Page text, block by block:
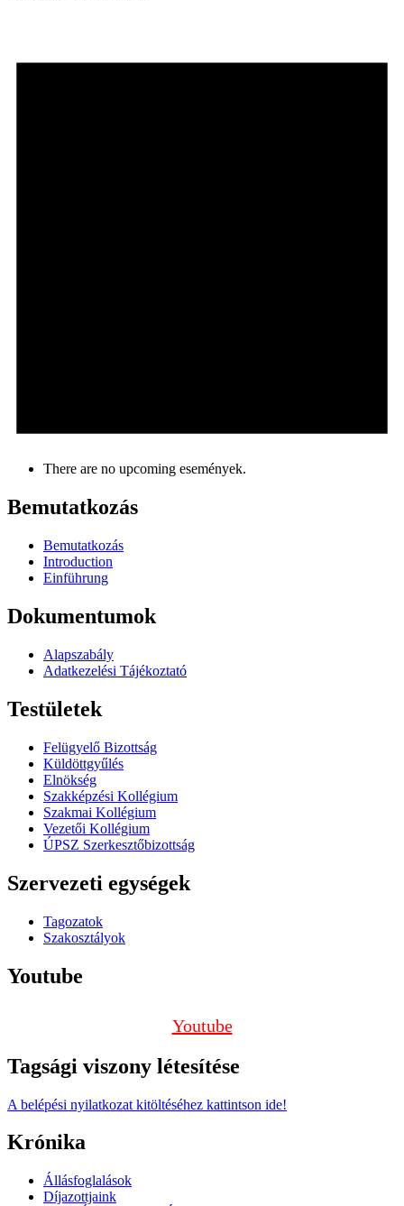
There are no upcoming események.
Bemutatkozás
Bemutatkozás
Introduction
Einführung
Dokumentumok
Alapszabály
Adatkezelési Tájékoztató
Testületek
Felügyelő Bizottság
Küldöttgyűlés
Elnökség
Szakképzési Kollégium
Szakmai Kollégium
Vezetői Kollégium
ÚPSZ Szerkesztőbizottság
Szervezeti egységek
Tagozatok
Szakosztályok
Youtube
Youtube
Tagsági viszony létesítése
A belépési nyilatkozat kitöltéséhez kattintson ide!
Krónika
Állásfoglalások
Díjazottjaink